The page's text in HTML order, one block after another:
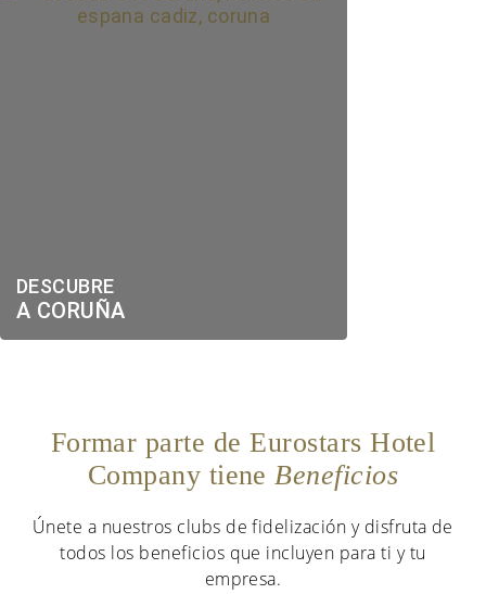
DESCUBRE
A CORUÑA
Formar parte de Eurostars Hotel
Company tieneBeneficios
Únete a nuestros clubs de fidelización y disfruta de
todos los beneficios que incluyen para ti y tu
empresa.